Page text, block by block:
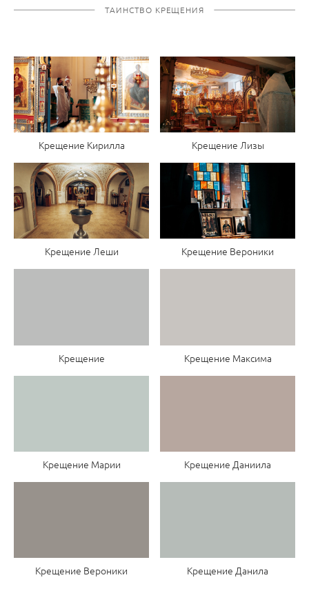
ТАИНСТВО КРЕЩЕНИЯ
Крещение Кирилла Крещение Лизы
Крещение Леши Крещение Вероники
Крещение Крещение Максима
Крещение Марии Крещение Даниила
Крещение Вероники Крещение Данила